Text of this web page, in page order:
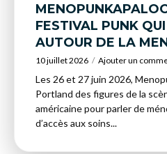
FESTIVAL PUNK
AUTOUR DE LA
10 juillet 2026 Ajouter un
Les 26 et 27 juin 2026,
Portland des figures de la
américaine pour parler de
d’accès aux soins...